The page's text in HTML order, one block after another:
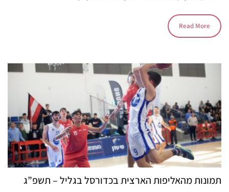
Read More
תמונות מהאליפות הארצית בכדורסל בגליל – תשפ”ג